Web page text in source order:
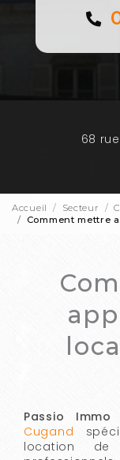
68
Accueil Secteur
Comment mettre
Passio Immo
Cugand
location